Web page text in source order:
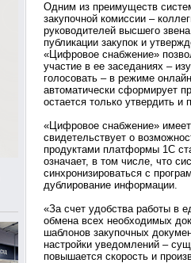
Одним из преимуществ
закупочной комиссии –
руководителей высшего
публикации закупок и
«Цифровое снабжение»
участие в ее заседаниях –
голосовать – в режиме
автоматически сформирует
остается только утвердить и
«Цифровое снабжение»
свидетельствует о
продуктами платформы 1С
означает, в том числе, что
синхронизироваться с
дублирование информации.
«За счет удобства работы в
обмена всех необходимых
шаблонов закупочных
настройки уведомлений –
повышается скорость и